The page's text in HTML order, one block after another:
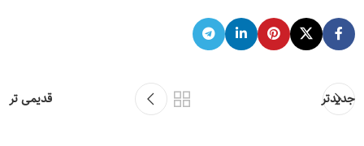
جدیدتر قدیمی تر